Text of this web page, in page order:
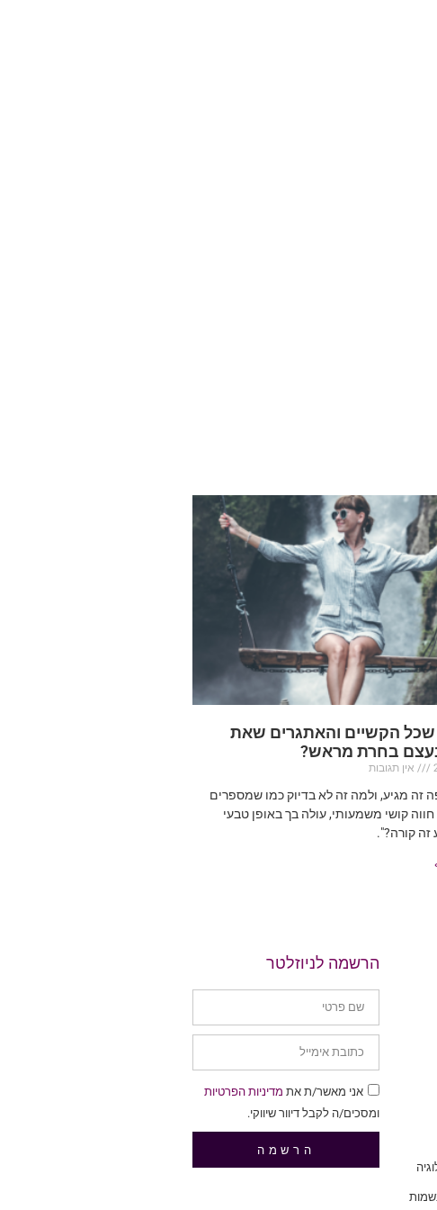
שכל הקשיים והאתגרים שאת
בחרת מראש?
אין תגובות
זה מגיע, ולמה זה לא בדיוק כמו שמספרים
קושי משמעותי, עולה בך באופן טבעי
קורה?".
הרשמה לניוזלטר
אני מאשר/ת את מדיניות הפרטיות
ומסכים/ה לקבל דיוור שיווקי.
הרשמה